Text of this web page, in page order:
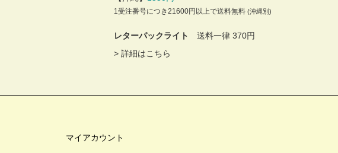
1受注番号につき21600円以上で送料無料 (沖縄別)
レターパックライト送料一律 370円
>詳細はこちら
マイアカウント